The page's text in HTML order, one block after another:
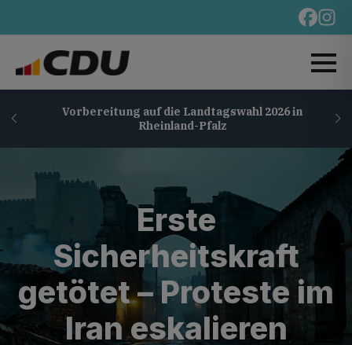
Vorbereitung auf die Landtagswahl 2026 in
Rheinland-Pfalz
Erste
Sicherheitskraft
getötet – Proteste im
Iran eskalieren